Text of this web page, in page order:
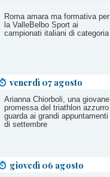
Roma amara ma formativa per
la ValleBelbo Sport ai
campionati italiani di categoria
venerdì 07 agosto
Arianna Chiorboli, una giovane
promessa del triathlon azzurro
guarda ai grandi appuntamenti
di settembre
giovedì 06 agosto